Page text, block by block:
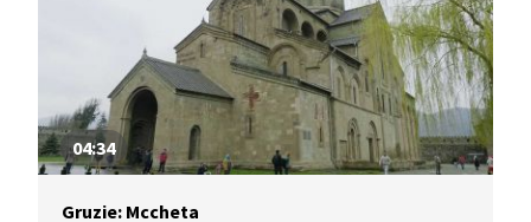
04:34
Gruzie: Mccheta